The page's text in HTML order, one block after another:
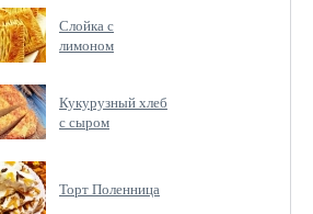
Слойка с
лимоном
Кукурузный хлеб
с сыром
Торт Поленница